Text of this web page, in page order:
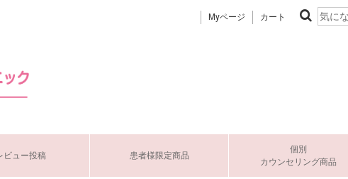
Myページ カート
ビュー投稿 患者様限定商品
個別
カウンセリング商品